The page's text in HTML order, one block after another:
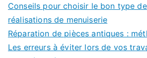
Conseils pour choisir le bon type
réalisations de menuiserie
Réparation de pièces antiques :
Les erreurs à éviter lors de vos